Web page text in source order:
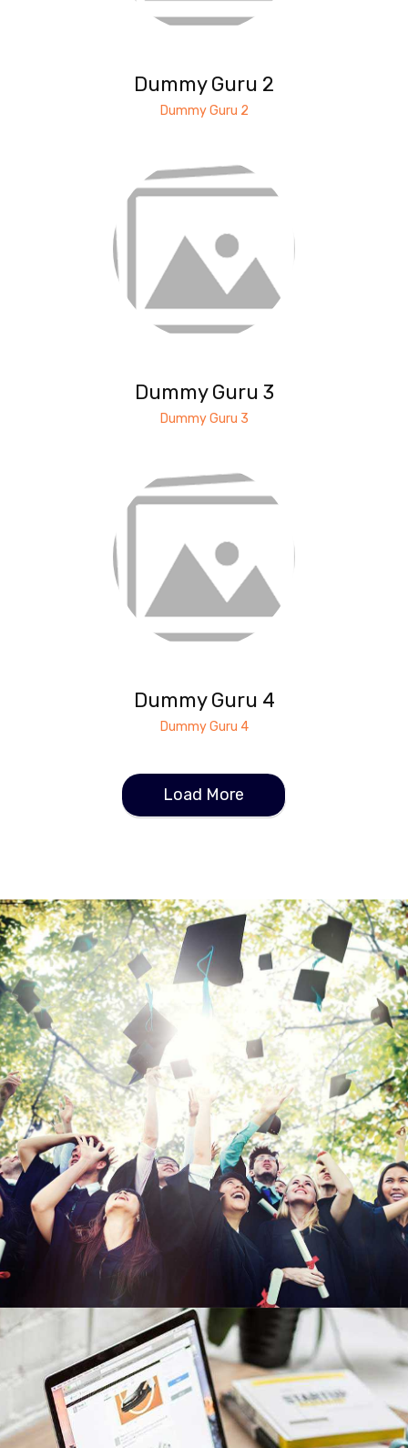
Dummy Guru 2
Dummy Guru 2
Dummy Guru 3
Dummy Guru 3
Dummy Guru 4
Dummy Guru 4
Load More